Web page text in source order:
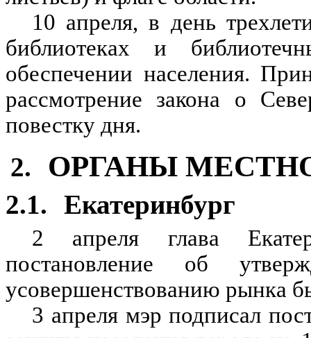
10 апреля, в день
библиотеках и
обеспечении населения.
рассмотрение закона о
повестку дня.
2. ОРГАНЫ
2.1. Екатеринбург
2 апреля глава
постановление об
усовершенствованию рынка
3 апреля мэр подписал